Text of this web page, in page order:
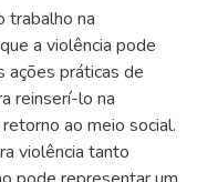
trabalho na
a violência pode
ações práticas de
reinserí-lo na
ao meio social.
violência tanto